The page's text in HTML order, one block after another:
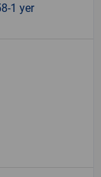
1 yer